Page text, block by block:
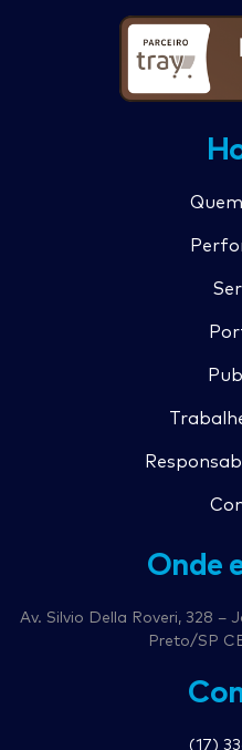
Onde
Av. Silvio Della Roveri, 328 –
Preto/SP
(17)